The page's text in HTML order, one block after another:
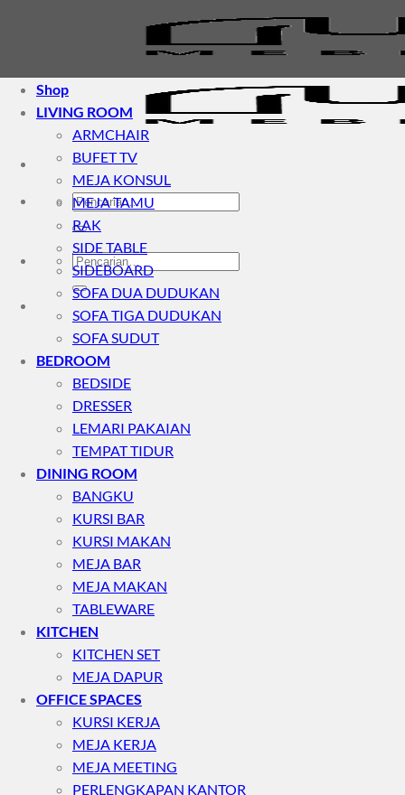
Pencarian
untuk:
Pencarian
untuk:
Shop
LIVING ROOM
ARMCHAIR
BUFET TV
MEJA KONSUL
MEJA TAMU
RAK
SIDE TABLE
SIDEBOARD
SOFA DUA DUDUKAN
SOFA TIGA DUDUKAN
SOFA SUDUT
BEDROOM
BEDSIDE
DRESSER
LEMARI PAKAIAN
TEMPAT TIDUR
DINING ROOM
BANGKU
KURSI BAR
KURSI MAKAN
MEJA BAR
MEJA MAKAN
TABLEWARE
KITCHEN
KITCHEN SET
MEJA DAPUR
OFFICE SPACES
KURSI KERJA
MEJA KERJA
MEJA MEETING
PERLENGKAPAN KANTOR